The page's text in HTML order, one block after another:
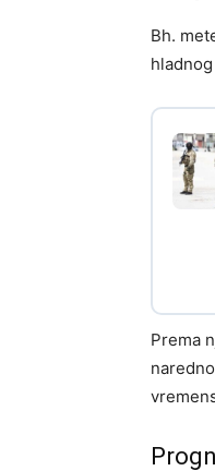
Bh.
Prema